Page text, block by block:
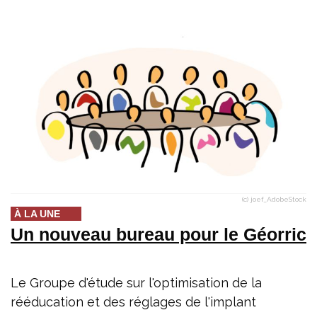
(c) joef_AdobeStock
À LA UNE
Un nouveau bureau pour le Géorric
Le Groupe d'étude sur l'optimisation de la
rééducation et des réglages de l'implant